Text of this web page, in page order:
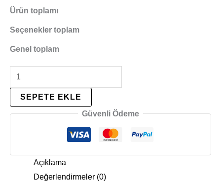
Ürün toplamı
Seçenekler toplam
Genel toplam
SEPETE EKLE
Güvenli Ödeme
Açıklama
Değerlendirmeler (0)